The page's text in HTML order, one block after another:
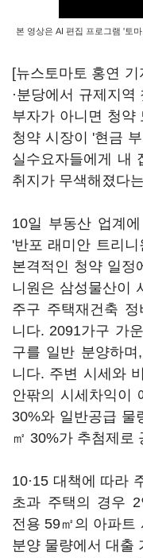
본 영상은 AI 편집 프로그램 '토
[뉴스토마토 홍연
·분당에서 규제지
부자가 아니면 청약
청약 시장이 '현금
실수요자들에게 내
취지가 무색해졌다
10일 부동산 업계
'반포 래미안 트리
본격적인 청약 일정
니원은 삼성물산이
주구 주택재건축
니다. 2091가구 가
구를 일반 분양하
니다. 주변 시세와
안팎의 시세차익이
30%와 일반공급 물
㎡ 30%가 추첨제로
10·15 대책에 따라
초과 주택의 경우 2
전용 59㎡의 아파트
분양 물량에서 대출